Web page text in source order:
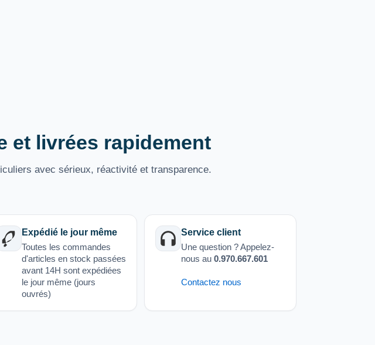
et livrées rapidement
avec sérieux, réactivité et transparence.
Expédié le jour même
Toutes les commandes
d'articles en stock passées
avant 14H sont expédiées
le jour même (jours
ouvrés)
Service client
Une question ? Appelez-
nous au 0.970.667.601
Contactez nous